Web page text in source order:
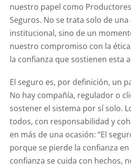
nuestro papel como
Seguros. No se trata solo de
institucional, sino de un
nuestro compromiso con la
la confianza que sostienen esta
El seguro es, por definición, un
No hay compañía, regulador o
sostener el sistema por sí solo.
todos, con responsabilidad y
en más de una ocasión: “El
porque se pierde la confianza en
confianza se cuida con hechos,